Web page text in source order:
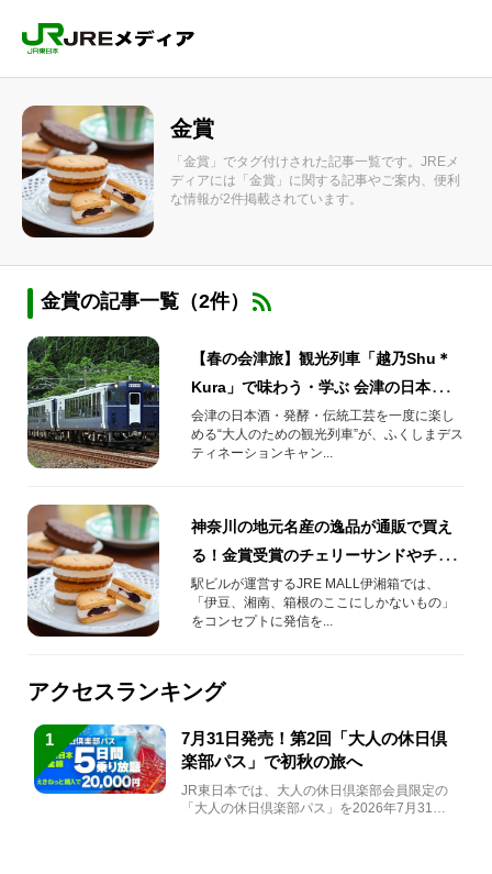
金賞
「金賞」でタグ付けされた記事一覧です。JREメ
ディアには「金賞」に関する記事やご案内、便利
な情報が2件掲載されています。
金賞の記事一覧（2件）
【春の会津旅】観光列車「越乃Shu＊
Kura」で味わう・学ぶ 会津の日本酒と
発酵文化
会津の日本酒・発酵・伝統工芸を一度に楽し
める“大人のための観光列車”が、ふくしまデス
ティネーションキャン...
神奈川の地元名産の逸品が通販で買え
る！金賞受賞のチェリーサンドやチー
ズ・ビールをご紹介！
駅ビルが運営するJRE MALL伊湘箱では、
「伊豆、湘南、箱根のここにしかないもの」
をコンセプトに発信を...
アクセスランキング
1
7月31日発売！第2回「大人の休日倶
楽部パス」で初秋の旅へ
JR東日本では、大人の休日倶楽部会員限定の
「大人の休日倶楽部パス」を2026年7月31日